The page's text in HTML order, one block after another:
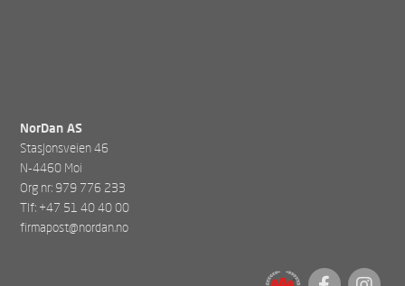
NorDan AS
Stasjonsveien 46
N-4460 Moi
Org nr: 979 776 233
Tlf: +47 51 40 40 00
firmapost@nordan.no